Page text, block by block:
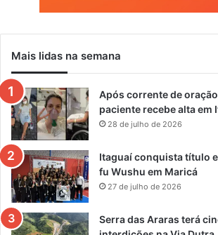
Mais lidas na semana
Após corrente de
paciente recebe alta em
28 de julho de 2026
Itaguaí conquista título
fu Wushu em Maricá
27 de julho de 2026
Serra das Araras terá